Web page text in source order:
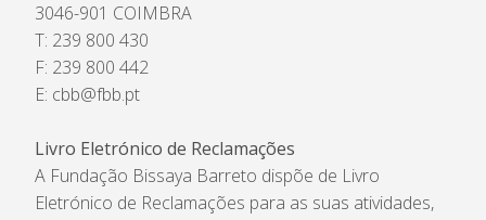
3046-901 COIMBRA
T: 239 800 430
F: 239 800 442
E: cbb@fbb.pt
Livro Eletrónico de Reclamações
A Fundação Bissaya Barreto dispõe de Livro
Eletrónico de Reclamações para as suas atividades,